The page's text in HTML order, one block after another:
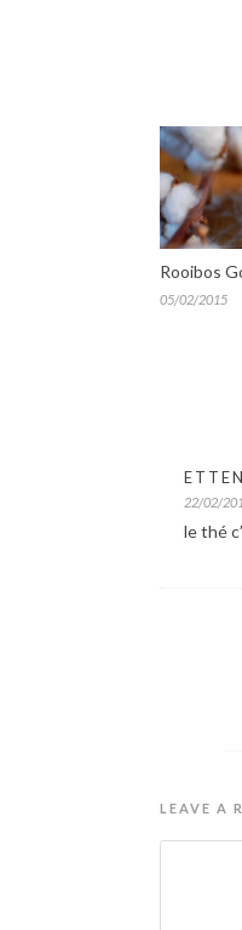
Rooibos
05/02/2015
22/02/
le thé
LEAVE A